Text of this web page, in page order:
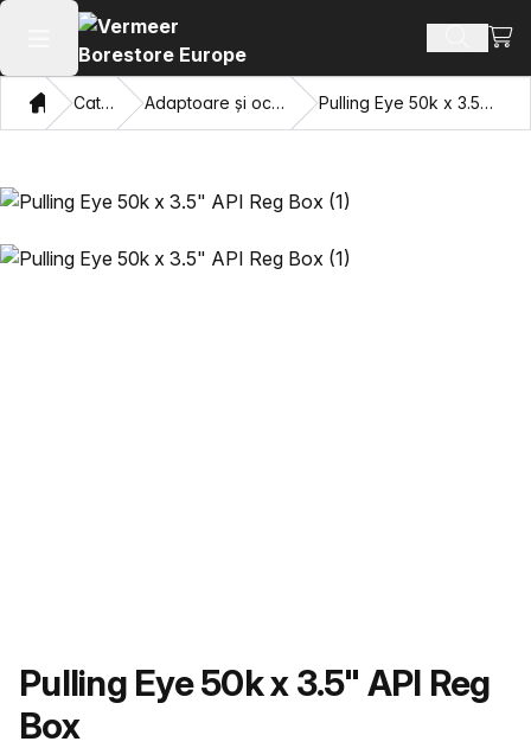
Deschide meniul principal Căutați
Domiciliu
Catalog Adaptoare și ochi care trag Pulling Eye 50k x 3.5" API Reg Box
Nume produs
Pulling Eye 50k x 3.5" API Reg
Box